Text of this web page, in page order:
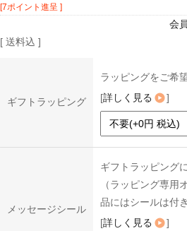
[7ポイント進呈 ]
会
[ 送料込 ]
ギフトラッピング
ラッピングをご希
[詳しく見る ]
メッセージシール
ギフトラッピング
（ラッピング専用
品にはシールは付
[詳しく見る ]